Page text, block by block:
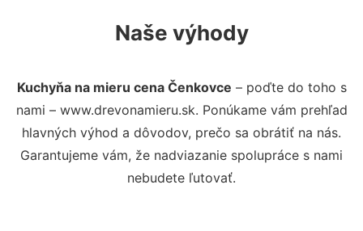
Naše výhody
Kuchyňa na mieru cena Čenkovce – poďte do toho s
nami – www.drevonamieru.sk. Ponúkame vám prehľad
hlavných výhod a dôvodov, prečo sa obrátiť na nás.
Garantujeme vám, že nadviazanie spolupráce s nami
nebudete ľutovať.